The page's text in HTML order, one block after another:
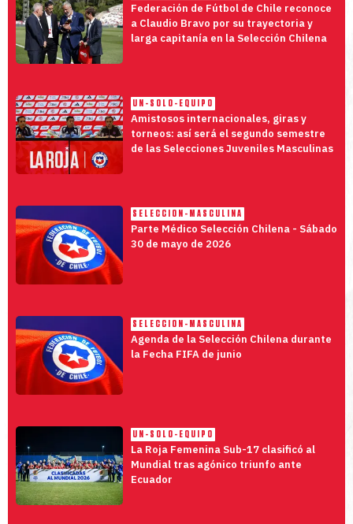
Federación de Fútbol de Chile reconoce
a Claudio Bravo por su trayectoria y
larga capitanía en la Selección Chilena
UN-SOLO-EQUIPO
Amistosos internacionales, giras y
torneos: así será el segundo semestre
de las Selecciones Juveniles Masculinas
SELECCION-MASCULINA
Parte Médico Selección Chilena - Sábado
30 de mayo de 2026
SELECCION-MASCULINA
Agenda de la Selección Chilena durante
la Fecha FIFA de junio
UN-SOLO-EQUIPO
La Roja Femenina Sub-17 clasificó al
Mundial tras agónico triunfo ante
Ecuador